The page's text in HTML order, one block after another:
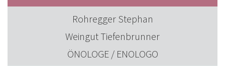
Rohregger Stephan
Weingut Tiefenbrunner
ÖNOLOGE / ENOLOGO